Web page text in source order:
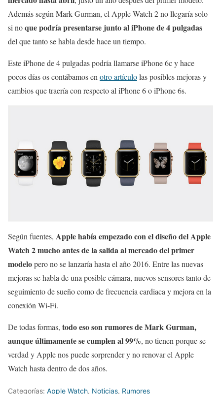
Además según Mark Gurman, el Apple Watch 2 no llegaría solo
si noque podría presentarse junto al iPhone de 4 pulgadas
del que tanto se habla desde hace un tiempo.
Este iPhone de 4 pulgadas podría llamarse iPhone 6c y hace
pocos días os contábamos en otro artículolas posibles mejoras y
cambios que traería con respecto al iPhone 6 o iPhone 6s.
Según fuentes, Apple había empezado con el diseño del Apple
Watch 2 mucho antes de la salida al mercado del primer
modelopero no se lanzaría hasta el año 2016. Entre las nuevas
mejoras se habla de una posible cámara, nuevos sensores tanto de
seguimiento de sueño como de frecuencia cardiaca y mejora en la
conexión Wi-Fi.
De todas formas, todo eso son rumores de Mark Gurman,
aunque últimamente se cumplen al 99%, no tienen porque se
verdad y Apple nos puede sorprender y no renovar el Apple
Watch hasta dentro de dos años.
Categorías: Apple Watch, Noticias, Rumores